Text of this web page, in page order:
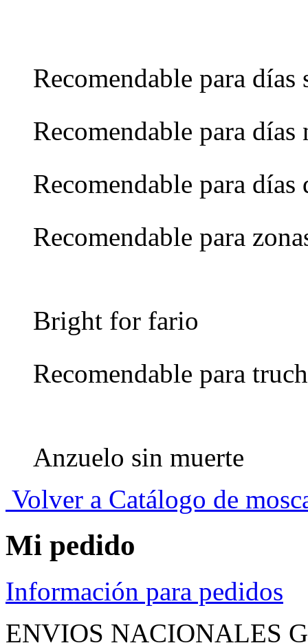
Recomendable para días
Recomendable para días
Recomendable para días
Recomendable para
Bright for fario
Recomendable para
Anzuelo sin muerte
Volver a Catálogo de
Mi pedido
Información para pedidos
ENVIOS NACIONALES